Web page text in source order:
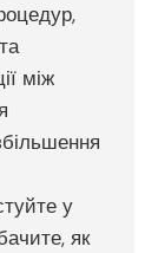
між
у
як